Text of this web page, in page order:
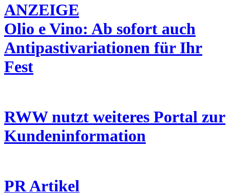
ANZEIGE
Olio e Vino: Ab sofort auch
Antipastivariationen für Ihr
Fest
RWW nutzt weiteres Portal zur
Kundeninformation
PR Artikel